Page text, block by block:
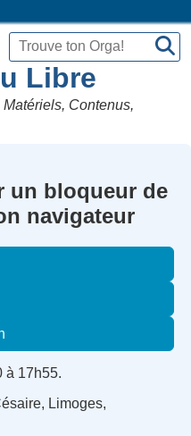
Libre
Contenus,
un bloqueur de
navigateur
à 17h55.
Limoges,